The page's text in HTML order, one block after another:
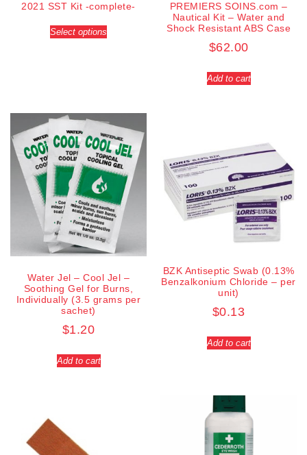
2021 SST Kit -complete-
Select options
PREMIERS SOINS.com –
Nautical Kit – Water and
Shock Resistant ABS Case
$62.00
Add to cart
Water Jel – Cool Jel –
Soothing Gel for Burns,
Individually (3.5 grams per
sachet)
$1.20
Add to cart
BZK Antiseptic Swab (0.13%
Benzalkonium Chloride – per
unit)
$0.13
Add to cart